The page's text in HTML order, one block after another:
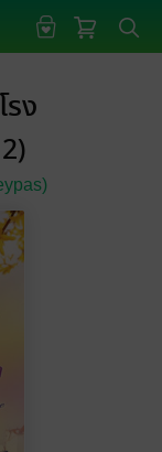
ง